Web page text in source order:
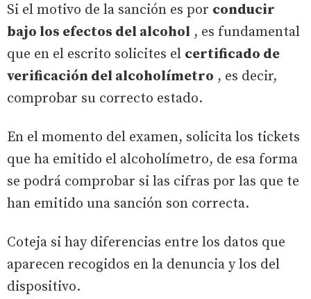
Si el motivo de la sanción es por conducir
bajo los efectos del alcohol , es fundamental
que en el escrito solicites el certificado de
verificación del alcoholímetro , es decir,
comprobar su correcto estado.
En el momento del examen, solicita los tickets
que ha emitido el alcoholímetro, de esa forma
se podrá comprobar si las cifras por las que te
han emitido una sanción son correcta.
Coteja si hay diferencias entre los datos que
aparecen recogidos en la denuncia y los del
dispositivo.